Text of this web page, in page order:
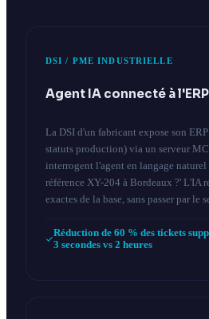
DSI / PME INDUSTRIELLE
Agent IA connecté à
La DSI d'un fabricant expose son
statuts production) via un serveur
interrogent l'agent en langage
référence XY-204 à Bordeaux ?' L'IA
exactes de la base, sans passer par le
Réduction de 60 % des tickets
3 secondes vs 2 heures